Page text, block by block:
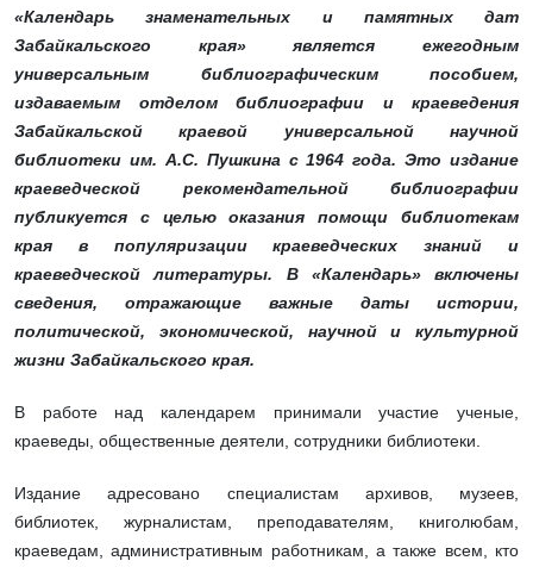
«Календарь знаменательных и памятных дат
Забайкальского края» является ежегодным
универсальным библиографическим пособием,
издаваемым отделом библиографии и краеведения
Забайкальской краевой универсальной научной
библиотеки им. А.С. Пушкина с 1964 года. Это издание
краеведческой рекомендательной библиографии
публикуется с целью оказания помощи библиотекам
края в популяризации краеведческих знаний и
краеведческой литературы. В «Календарь» включены
сведения, отражающие важные даты истории,
политической, экономической, научной и культурной
жизни Забайкальского края.
В работе над календарем принимали участие ученые,
краеведы, общественные деятели, сотрудники библиотеки.
Издание адресовано специалистам архивов, музеев,
библиотек, журналистам, преподавателям, книголюбам,
краеведам, административным работникам, а также всем, кто